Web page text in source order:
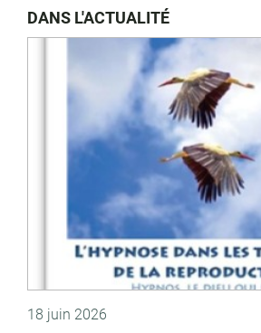
DANS L'ACTUALITÉ
18 juin 2026